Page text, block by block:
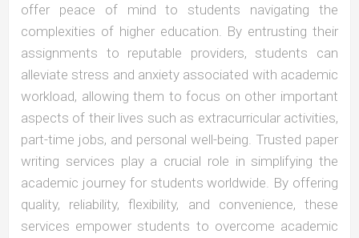
offer peace of mind to students navigating the
complexities of higher education. By entrusting their
assignments to reputable providers, students can
alleviate stress and anxiety associated with academic
workload, allowing them to focus on other important
aspects of their lives such as extracurricular activities,
part-time jobs, and personal well-being. Trusted paper
writing services play a crucial role in simplifying the
academic journey for students worldwide. By offering
quality, reliability, flexibility, and convenience, these
services empower students to overcome academic